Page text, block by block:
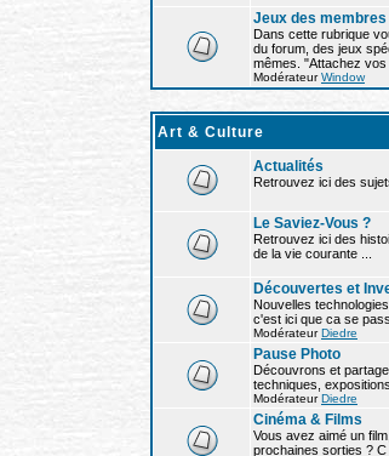
Jeux des membres
Dans cette rubrique
du forum, des jeux
mêmes. "Attachez
ModérateurWindow
Art & Culture
Actualités
Retrouvez ici des
Le Saviez-Vous ?
Retrouvez ici des
de la vie courante ...
Découvertes et
Nouvelles
c'est ici que ca se
ModérateurDiedre
Pause Photo
Découvrons et
techniques,
ModérateurDiedre
Cinéma & Films
Vous avez aimé un
prochaines sorties ? C